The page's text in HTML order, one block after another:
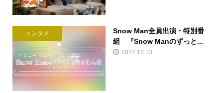
エンタメ
Snow Man全員出演・特別番
組 『Snow Manのずっと...
2024.12.13